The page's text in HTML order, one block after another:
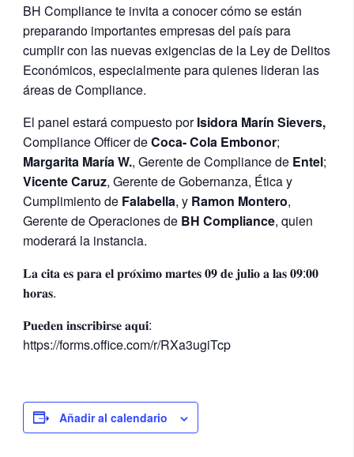
BH Compliance te invita a conocer cómo se están
preparando importantes empresas del país para
cumplir con las nuevas exigencias de la Ley de Delitos
Económicos, especialmente para quienes lideran las
áreas de Compliance.
El panel estará compuesto porIsidora Marín Sievers,
Compliance Officer deCoca- Cola Embonor;
Margarita María W., Gerente de Compliance de Entel;
Vicente Caruz, Gerente de Gobernanza, Ética y
Cumplimiento de Falabella, y Ramon Montero,
Gerente de Operaciones de BH Compliance, quien
moderará la instancia.
𝐋𝐚 𝐜𝐢𝐭𝐚 𝐞𝐬 𝐩𝐚𝐫𝐚 𝐞𝐥 𝐩𝐫𝐨́𝐱𝐢𝐦𝐨 𝐦𝐚𝐫𝐭𝐞𝐬 𝟎𝟗 𝐝𝐞 𝐣𝐮𝐥𝐢𝐨 𝐚 𝐥𝐚𝐬 𝟎𝟗:𝟎𝟎
𝐡𝐨𝐫𝐚𝐬.
𝐏𝐮𝐞𝐝𝐞𝐧 𝐢𝐧𝐬𝐜𝐫𝐢𝐛𝐢𝐫𝐬𝐞 𝐚𝐪𝐮𝐢́:
https://forms.office.com/r/RXa3ugiTcp
Añadir al calendario